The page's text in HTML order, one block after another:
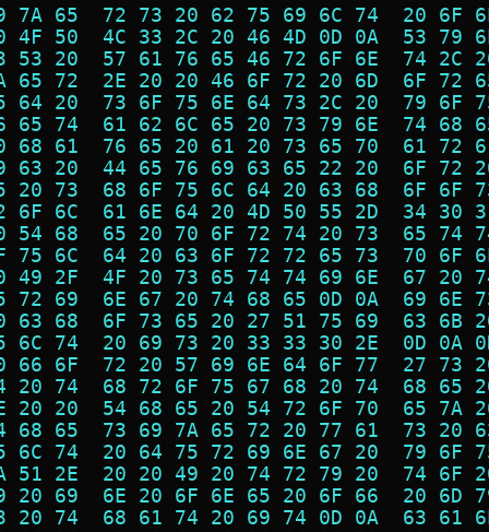
7A 65  72 73 20 62 75 69 6C 74  20
4F 50  4C 33 2C 20 46 4D 0D 0A  53
53 20  57 61 76 65 46 72 6F 6E  74
65 72  2E 20 20 46 6F 72 20 6D  6F
64 20  73 6F 75 6E 64 73 2C 20  79
65 74  61 62 6C 65 20 73 79 6E  74
68 61  76 65 20 61 20 73 65 70  61
63 20  44 65 76 69 63 65 22 20  6F
20 73  68 6F 75 6C 64 20 63 68  6F
6F 6C  61 6E 64 20 4D 50 55 2D  34
54 68  65 20 70 6F 72 74 20 73  65
75 6C  64 20 63 6F 72 72 65 73  70
49 2F  4F 20 73 65 74 74 69 6E  67
72 69  6E 67 20 74 68 65 0D 0A  69
63 68  6F 73 65 20 27 51 75 69  63
6C 74  20 69 73 20 33 33 30 2E  0D
66 6F  72 20 57 69 6E 64 6F 77  27
20 74  68 72 6F 75 67 68 20 74  68
20 20  54 68 65 20 54 72 6F 70  65
68 65  73 69 7A 65 72 20 77 61  73
6C 74  20 64 75 72 69 6E 67 20  79
51 2E  20 20 49 20 74 72 79 20  74
20 69  6E 20 6F 6E 65 20 6F 66  20
20 74  68 61 74 20 69 74 0D 0A  63